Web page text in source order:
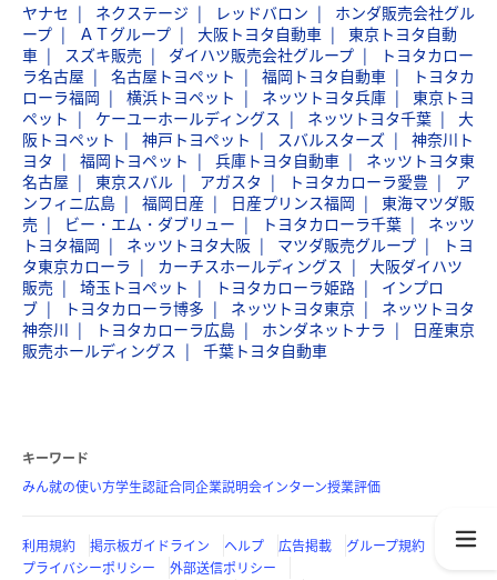
ヤナセ ネクステージ レッドバロン
ホンダ販売会社グル
ープ
ＡＴグループ 大阪トヨタ自動車
東京トヨタ自動
車
スズキ販売 ダイハツ販売会社グループ
トヨタカロー
ラ名古屋
名古屋トヨペット 福岡トヨタ自動車
トヨタカ
ローラ福岡
横浜トヨペット ネッツトヨタ兵庫
東京トヨ
ペット
ケーユーホールディングス ネッツトヨタ千葉
大
阪トヨペット
神戸トヨペット スバルスターズ
神奈川ト
ヨタ
福岡トヨペット 兵庫トヨタ自動車
ネッツトヨタ東
名古屋
東京スバル アガスタ トヨタカローラ愛豊
ア
ンフィニ広島
福岡日産 日産プリンス福岡
東海マツダ販
売
ビー・エム・ダブリュー トヨタカローラ千葉
ネッツ
トヨタ福岡
ネッツトヨタ大阪 マツダ販売グループ
トヨ
タ東京カローラ
カーチスホールディングス
大阪ダイハツ
販売
埼玉トヨペット トヨタカローラ姫路
インプロ
ブ
トヨタカローラ博多 ネッツトヨタ東京
ネッツトヨタ
神奈川
トヨタカローラ広島 ホンダネットナラ
日産東京
販売ホールディングス
千葉トヨタ自動車
キーワード
みん就の使い方学生認証合同企業説明会インターン授業評価
利用規約 掲示板ガイドライン ヘルプ 広告掲載
グループ規約
プライバシーポリシー
外部送信ポリシー